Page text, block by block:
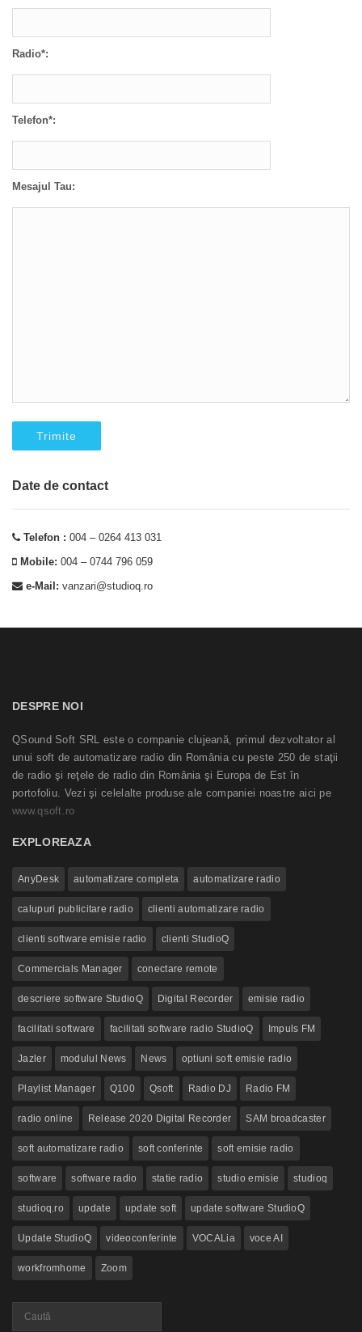
Radio*:
Telefon*:
Mesajul Tau:
Date de contact
Telefon : 004 – 0264 413 031
Mobile: 004 – 0744 796 059
e-Mail: vanzari@studioq.ro
DESPRE NOI
QSound Soft SRL este o companie clujeană, primul dezvoltator al
unui soft de automatizare radio din România cu peste 250 de staţii
de radio şi reţele de radio din România şi Europa de Est în
portofoliu. Vezi şi celelalte produse ale companiei noastre aici pe
www.qsoft.ro
EXPLOREAZA
AnyDesk automatizare completa automatizare radio
calupuri publicitare radio clienti automatizare radio
clienti software emisie radio clienti StudioQ
Commercials Manager conectare remote
descriere software StudioQ Digital Recorder emisie radio
facilitati software facilitati software radio StudioQ Impuls FM
Jazler modulul News News optiuni soft emisie radio
Playlist Manager Q100 Qsoft Radio DJ Radio FM
radio online Release 2020 Digital Recorder SAM broadcaster
soft automatizare radio soft conferinte soft emisie radio
software software radio statie radio studio emisie studioq
studioq.ro update update soft update software StudioQ
Update StudioQ videoconferinte VOCALia voce AI
workfromhome Zoom